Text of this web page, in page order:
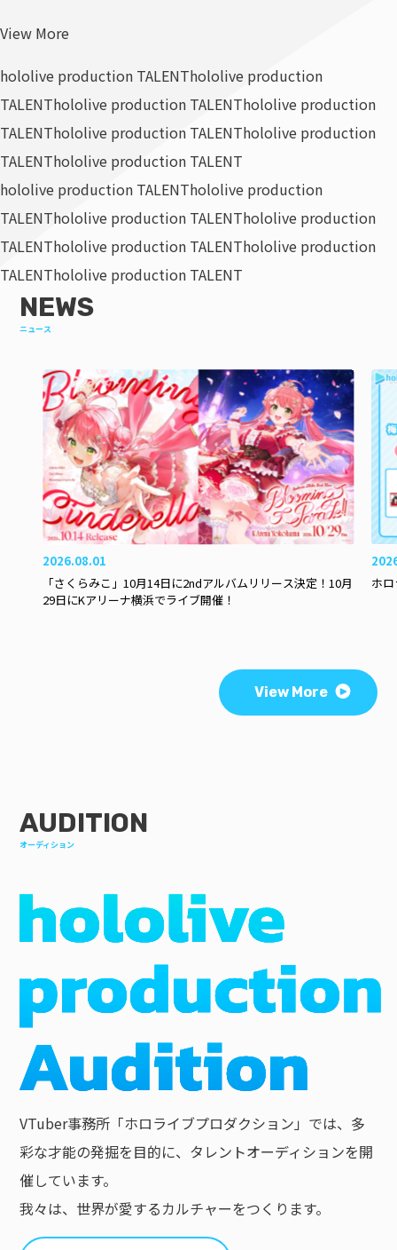
View More
hololive production TALENThololive production
TALENThololive production TALENThololive production
TALENThololive production TALENThololive production
TALENThololive production TALENT
hololive production TALENThololive production
TALENThololive production TALENThololive production
TALENThololive production TALENThololive production
TALENThololive production TALENT
NEWS
ニュース
2026.08.01
「さくらみこ」10月14日に2ndアルバムリリース決定！10月
29日にKアリーナ横浜でライブ開催！
ホ
View More
AUDITION
オーディション
VTuber事務所「ホロライブプロダクション」では、多
彩な才能の発掘を目的に、タレントオーディションを開
催しています。
我々は、世界が愛するカルチャーをつくります。